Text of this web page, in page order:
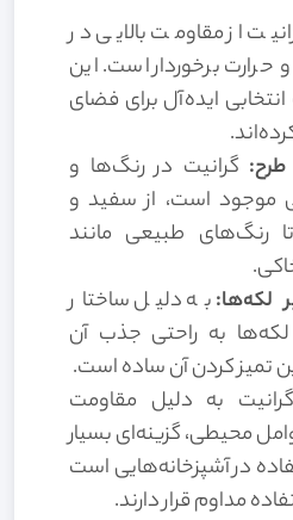
از مقاومت بالایی در
حرارت برخوردار است. این
انتخابی ایده‌آل برای فضای
گرانیت در رنگ‌ها و
موجود است، از سفید و
رنگ‌های طبیعی مانند
لکه‌ها:به دلیل ساختار
لکه‌ها به راحتی جذب آن
تمیز کردن آن ساده است.
گرانیت به دلیل مقاومت
محیطی، گزینه‌ای بسیار
در آشپزخانه‌هایی است
مداوم قرار دارند.